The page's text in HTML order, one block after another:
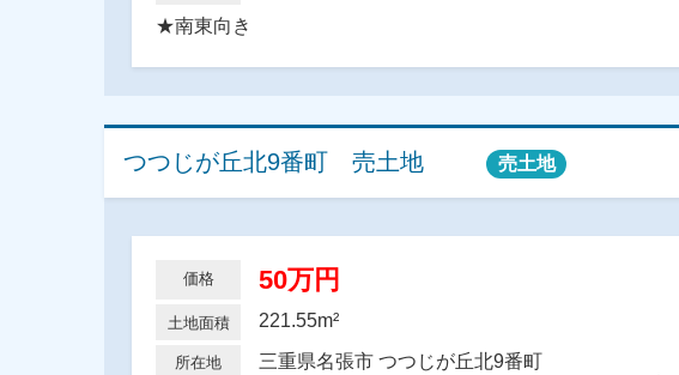
★南東向き
つつじが丘北9番町 売土地 売土地
価格 50万円
土地面積 221.55m²
所在地 三重県名張市 つつじが丘北9番町